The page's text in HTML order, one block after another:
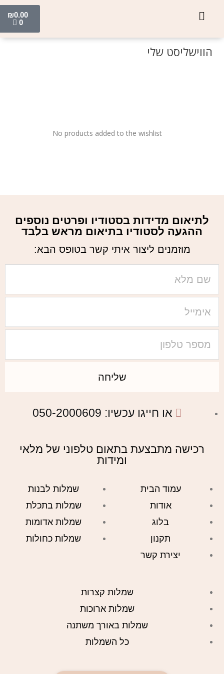
₪0.00
הווישליסט שלי
No products added to the wishlist
לתיאום מדידות בסטודיו ופרטים נוספים
ההגעה לסטודיו בתיאום מראש בלבד
מוזמנים ליצור איתי קשר בטופס הבא:
שליחה
או חייגו עכשיו: 050-2000609​
רכישה מתבצעת בתאום טלפוני של מלאי
ומידות
עמוד הבית
אודות
בלוג
תקנון
יצירת קשר
שמלות לבנות
שמלות בתכלת
שמלות אדומות
שמלות כחולות
שמלות קצרות
שמלות ארוכות
שמלות באורך משתנה
כל השמלות